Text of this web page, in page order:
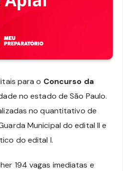
para o Concurso da
no estado de São Paulo.
no quantitativo de
Municipal do edital II e
do edital I.
194 vagas imediatas e